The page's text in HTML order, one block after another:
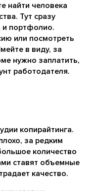
найти человека
Тут сразу
портфолио.
или посмотреть
в виду, за
нужно заплатить,
работодателя.
копирайтинга.
за редким
количество
ставят объемные
качество.